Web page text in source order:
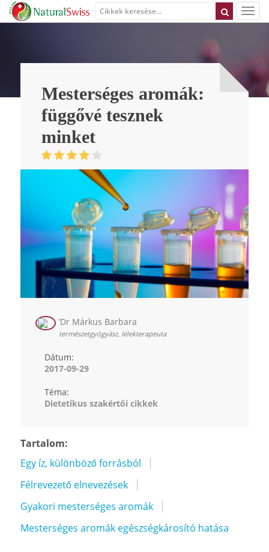
Mesterséges aromák:
függővé tesznek
minket
’Dr Márkus Barbara
természetgyógyász, lélekterapeuta
Dátum:
2017-09-29
Téma:
Dietetikus szakértői cikkek
Tartalom:
Egy íz, különböző forrásból
Félrevezető elnevezések
Gyakori mesterséges aromák
Mesterséges aromák egészségkárosító hatása